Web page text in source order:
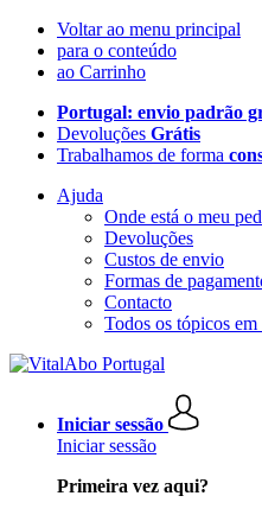
Voltar ao menu principal
para o conteúdo
ao Carrinho
Portugal: envio padrão
Devoluções Grátis
Trabalhamos de forma
Ajuda
Onde está o meu
Devoluções
Custos de envio
Formas de
Contacto
Todos os tópicos
Iniciar sessão
Iniciar sessão
Primeira vez aqui?